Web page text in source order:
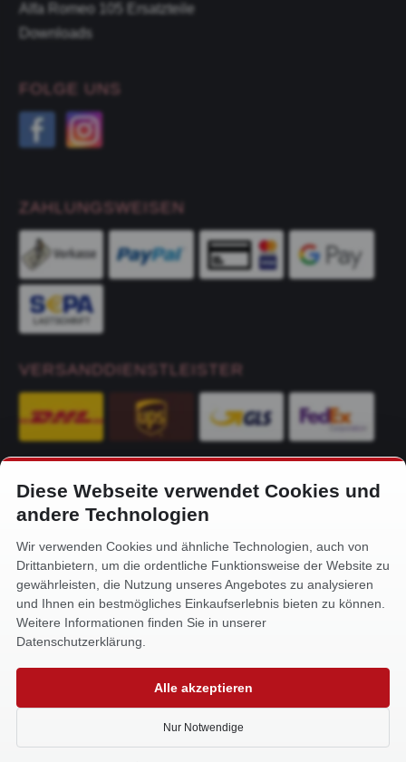
Alfa Romeo 105 Ersatzteile
Downloads
FOLGE UNS
ZAHLUNGSWEISEN
VERSANDDIENSTLEISTER
KONTAKT
Alfa-Service Hurtienne GmbH
Siemensstr. 32
59199 Bönen
+49 (0) 2383 93640
info@alfa-service.com
Whatsapp (no voice calls):
Diese Webseite verwendet Cookies und
andere Technologien
Wir verwenden Cookies und ähnliche Technologien, auch von
Drittanbietern, um die ordentliche Funktionsweise der Website zu
gewährleisten, die Nutzung unseres Angebotes zu analysieren
und Ihnen ein bestmögliches Einkaufserlebnis bieten zu können.
Weitere Informationen finden Sie in unserer
Datenschutzerklärung.
Alle akzeptieren
Nur Notwendige